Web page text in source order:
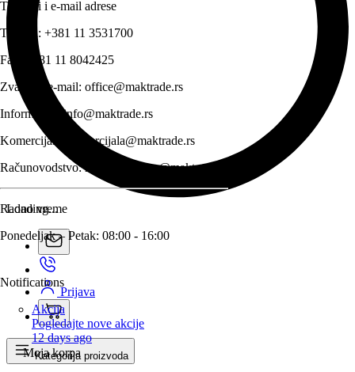
Telefoni i e-mail adrese
Telefon: +381 11 3531700
Fax:
+381 11 8042425
Zvanični e-mail: office@maktrade.rs
Informacije:
info@maktrade.rs
Komercijala:
komercijala@maktrade.rs
Računovodstvo:racunovodstvo@maktrade.rs
Radno vreme
Ponedeljak – Petak: 08:00 - 16:00
Loading...
Notifications
Akcija
Pogledajte nove akcije
12 days ago
Prijava
Moja korpa
Kategorija proizvoda